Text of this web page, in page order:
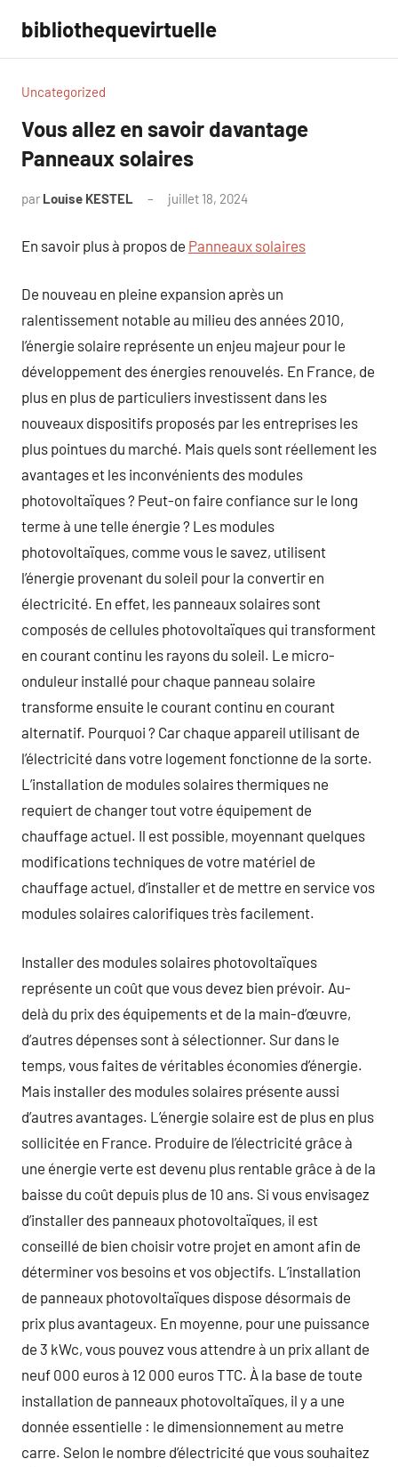
contenu
bibliothequevirtuelle
Uncategorized
Vous allez en savoir davantage
Panneaux solaires
par Louise KESTEL juillet 18, 2024
En savoir plus à propos de Panneaux solaires
De nouveau en pleine expansion après un
ralentissement notable au milieu des années 2010,
l’énergie solaire représente un enjeu majeur pour le
développement des énergies renouvelés. En France, de
plus en plus de particuliers investissent dans les
nouveaux dispositifs proposés par les entreprises les
plus pointues du marché. Mais quels sont réellement les
avantages et les inconvénients des modules
photovoltaïques ? Peut-on faire confiance sur le long
terme à une telle énergie ? Les modules
photovoltaïques, comme vous le savez, utilisent
l’énergie provenant du soleil pour la convertir en
électricité. En effet, les panneaux solaires sont
composés de cellules photovoltaïques qui transforment
en courant continu les rayons du soleil. Le micro-
onduleur installé pour chaque panneau solaire
transforme ensuite le courant continu en courant
alternatif. Pourquoi ? Car chaque appareil utilisant de
l’électricité dans votre logement fonctionne de la sorte.
L’installation de modules solaires thermiques ne
requiert de changer tout votre équipement de
chauffage actuel. Il est possible, moyennant quelques
modifications techniques de votre matériel de
chauffage actuel, d’installer et de mettre en service vos
modules solaires calorifiques très facilement.
Installer des modules solaires photovoltaïques
représente un coût que vous devez bien prévoir. Au-
delà du prix des équipements et de la main-d’œuvre,
d’autres dépenses sont à sélectionner. Sur dans le
temps, vous faites de véritables économies d’énergie.
Mais installer des modules solaires présente aussi
d’autres avantages. L’énergie solaire est de plus en plus
sollicitée en France. Produire de l’électricité grâce à
une énergie verte est devenu plus rentable grâce à de la
baisse du coût depuis plus de 10 ans. Si vous envisagez
d’installer des panneaux photovoltaïques, il est
conseillé de bien choisir votre projet en amont afin de
déterminer vos besoins et vos objectifs. L’installation
de panneaux photovoltaïques dispose désormais de
prix plus avantageux. En moyenne, pour une puissance
de 3 kWc, vous pouvez vous attendre à un prix allant de
neuf 000 euros à 12 000 euros TTC. À la base de toute
installation de panneaux photovoltaïques, il y a une
donnée essentielle : le dimensionnement au metre
carre. Selon le nombre d’électricité que vous souhaitez